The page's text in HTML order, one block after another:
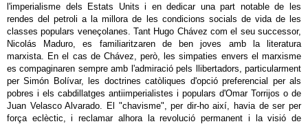
l'imperialisme dels Estats Units i en dedicar una part notable de les
rendes del petroli a la millora de les condicions socials de vida de les
classes populars veneçolanes. Tant Hugo Chávez com el seu successor,
Nicolás Maduro, es familiaritzaren de ben joves amb la literatura
marxista. En el cas de Chávez, però, les simpaties envers el marxisme
es compaginaren sempre amb l'admiració pels llibertadors, particularment
per Simón Bolívar, les doctrines catòliques d'opció preferencial per als
pobres i els cabdillatges antiimperialistes i populars d'Omar Torrijos o de
Juan Velasco Alvarado. El "chavisme", per dir-ho així, havia de ser per
força eclèctic, i reclamar alhora la revolució permanent i la visió de